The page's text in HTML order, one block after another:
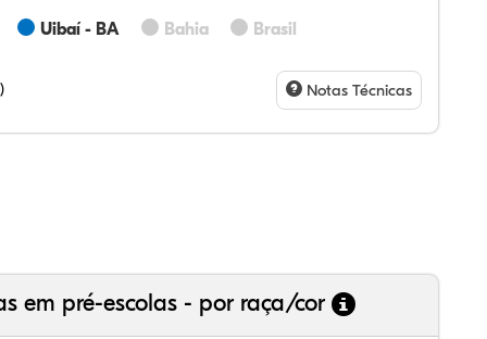
Uibaí - BA Bahia Brasil
Notas Técnicas
em pré-escolas - por raça/cor